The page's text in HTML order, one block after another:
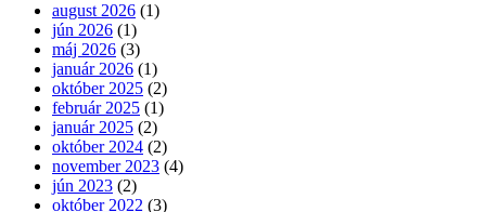
august 2026 (1)
jún 2026 (1)
máj 2026 (3)
január 2026 (1)
október 2025 (2)
február 2025 (1)
január 2025 (2)
október 2024 (2)
november 2023 (4)
jún 2023 (2)
október 2022 (3)